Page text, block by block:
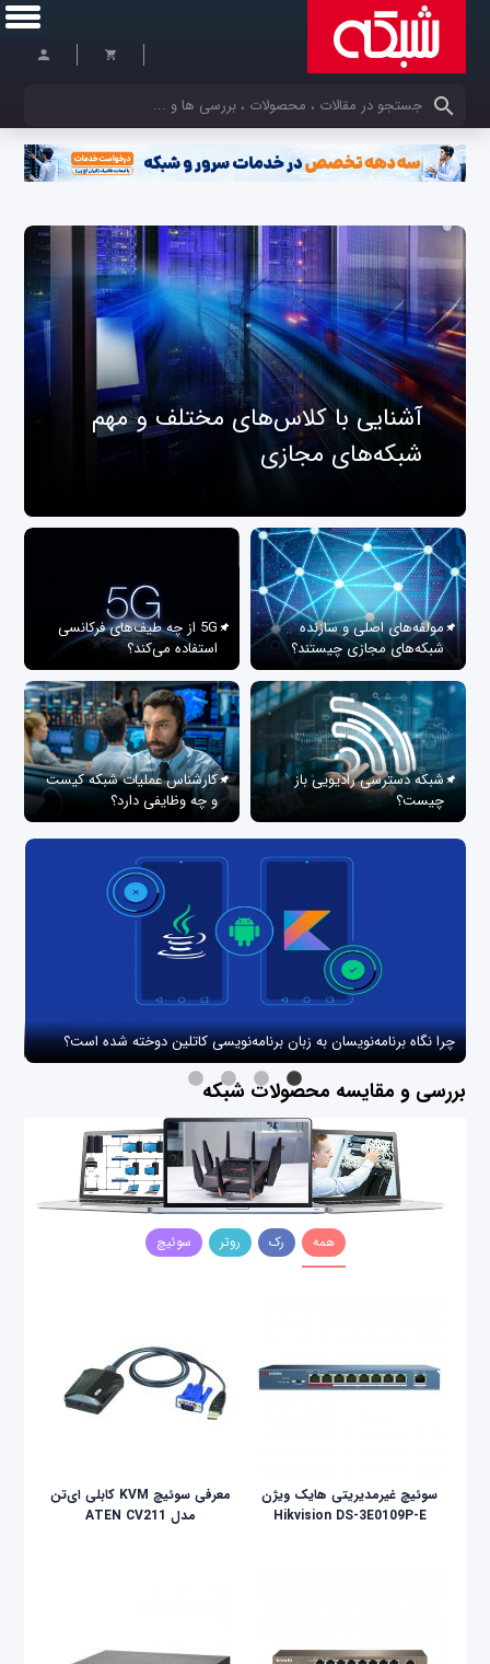
کلمات کلیدی خود را وارد کنید
آشنایی با کلاس‌های مختلف و مهم
شبکه‌های مجازی
مولفه‌های اصلی و سازنده
شبکه‌های مجازی چیستند؟
5G از چه طیف‌های فرکانسی
استفاده می‌کند؟
شبکه دسترسی رادیویی باز
چیست؟
کارشناس عملیات شبکه کیست
و چه وظایفی دارد؟
چرا نگاه برنامه‌نویسان به زبان برنامه‌نویسی کاتلین دوخته شده است؟
بررسی و مقایسه محصولات شبکه
همه رک روتر سوئیچ
سوئیچ غیرمدیریتی هایک ویژن
Hikvision DS-3E0109P-E
معرفی سوئیچ KVM کابلی ای‌تن
مدل ATEN CV211